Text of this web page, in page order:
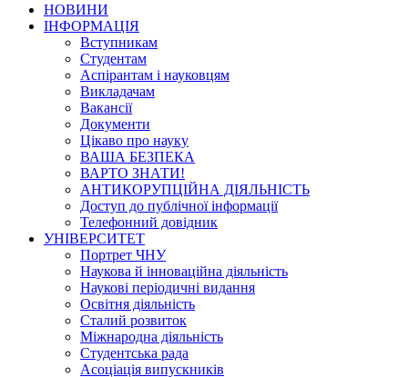
НОВИНИ
ІНФОРМАЦІЯ
Вступникам
Студентам
Аспірантам і науковцям
Викладачам
Вакансії
Документи
Цікаво про науку
ВАША БЕЗПЕКА
ВАРТО ЗНАТИ!
АНТИКОРУПЦІЙНА ДІЯЛЬНІСТЬ
Доступ до публічної інформації
Телефонний довідник
УНІВЕРСИТЕТ
Портрет ЧНУ
Наукова й інноваційна діяльність
Наукові періодичні видання
Освітня діяльність
Сталий розвиток
Міжнародна діяльність
Студентська рада
Асоціація випускників